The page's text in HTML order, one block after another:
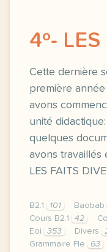
4º-
Cette dernière
première
avons
unité
quelques
avons travaillés
LES FAITS
B2.1 101 Baobab
Cours B2.1
42
Eoi
353 Divers
Grammaire Fle
63